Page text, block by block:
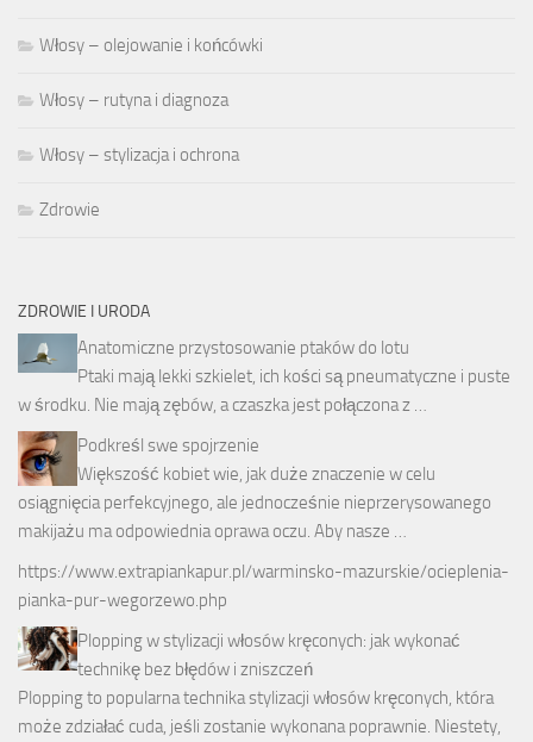
Włosy – olejowanie i końcówki
Włosy – rutyna i diagnoza
Włosy – stylizacja i ochrona
Zdrowie
ZDROWIE I URODA
Anatomiczne przystosowanie ptaków do lotu
Ptaki mają lekki szkielet, ich kości są pneumatyczne i puste
w środku. Nie mają zębów, a czaszka jest połączona z …
Podkreśl swe spojrzenie
Większość kobiet wie, jak duże znaczenie w celu
osiągnięcia perfekcyjnego, ale jednocześnie nieprzerysowanego
makijażu ma odpowiednia oprawa oczu. Aby nasze …
https://www.extrapiankapur.pl/warminsko-mazurskie/ocieplenia-
pianka-pur-wegorzewo.php
Plopping w stylizacji włosów kręconych: jak wykonać
technikę bez błędów i zniszczeń
Plopping to popularna technika stylizacji włosów kręconych, która
może zdziałać cuda, jeśli zostanie wykonana poprawnie. Niestety,